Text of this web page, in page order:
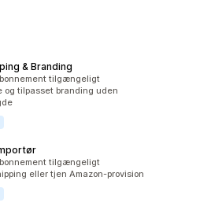
& Branding
tilgængeligt
og tilpasset branding uden
tilgængeligt
eller tjen Amazon-provision